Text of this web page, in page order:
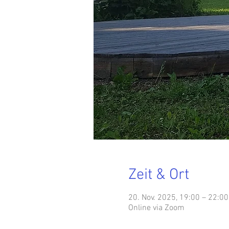
Zeit & Ort
20. Nov. 2025, 19:00 – 22:00
Online via Zoom